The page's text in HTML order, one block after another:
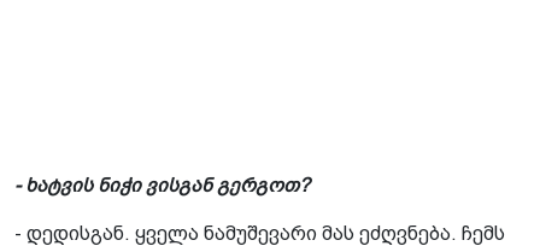
- ხატვის ნიჭი ვისგან გერგოთ?
- დედისგან. ყველა ნამუშევარი მას ეძღვნება. ჩემს